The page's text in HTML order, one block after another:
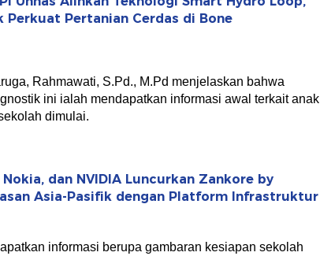
Perkuat Pertanian Cerdas di Bone
Rahmawati, S.Pd., M.Pd menjelaskan bahwa
ini ialah mendapatkan informasi awal terkait anak
dimulai.
dan NVIDIA Luncurkan Zankore by
Asia-Pasifik dengan Platform Infrastruktur
informasi berupa gambaran kesiapan sekolah